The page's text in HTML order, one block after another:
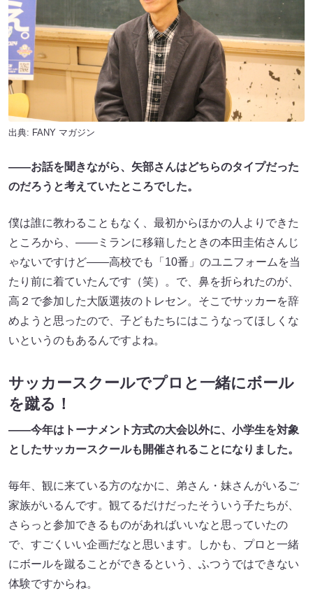
出典: FANY マガジン
――お話を聞きながら、矢部さんはどちらのタイプだった
のだろうと考えていたところでした。
僕は誰に教わることもなく、最初からほかの人よりできた
ところから、――ミランに移籍したときの本田圭佑さんじ
ゃないですけど――高校でも「10番」のユニフォームを当
たり前に着ていたんです（笑）。で、鼻を折られたのが、
高２で参加した大阪選抜のトレセン。そこでサッカーを辞
めようと思ったので、子どもたちにはこうなってほしくな
いというのもあるんですよね。
サッカースクールでプロと一緒にボール
を蹴る！
――今年はトーナメント方式の大会以外に、小学生を対象
としたサッカースクールも開催されることになりました。
毎年、観に来ている方のなかに、弟さん・妹さんがいるご
家族がいるんです。観てるだけだったそういう子たちが、
さらっと参加できるものがあればいいなと思っていたの
で、すごくいい企画だなと思います。しかも、プロと一緒
にボールを蹴ることができるという、ふつうではできない
体験ですからね。